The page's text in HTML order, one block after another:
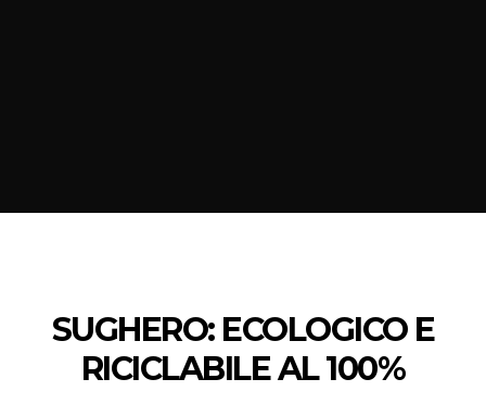
SUGHERO: ECOLOGICO E
RICICLABILE AL 100%